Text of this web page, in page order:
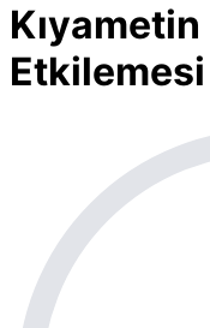
Etkilemesi